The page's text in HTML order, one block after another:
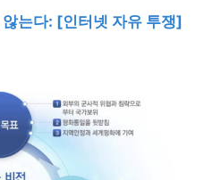
는다: [인터넷 자유 투쟁]